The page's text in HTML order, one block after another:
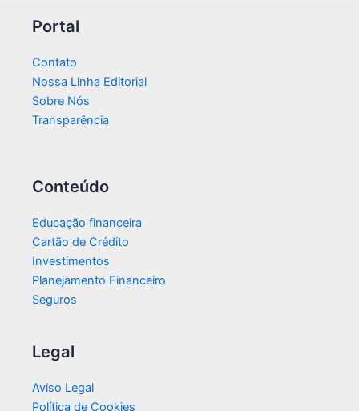
Portal
Contato
Nossa Linha Editorial
Sobre Nós
Transparência​
Conteúdo
Educação financeira
Cartão de Crédito
Investimentos
Planejamento Financeiro
Seguros
Legal
Aviso Legal
Política de Cookies